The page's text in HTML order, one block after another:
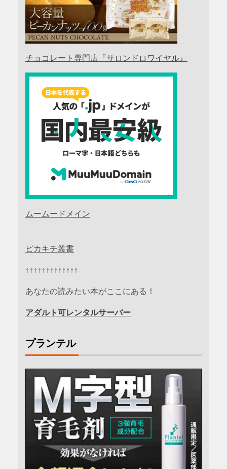
チョコレート専門店『サロンドロワイヤル』
ムームードメイン
ピカキチ叢書
↑↑↑↑↑↑↑↑↑↑↑↑↑
あなたの読みたい本がここにある！
アダルト可レンタルサーバー
プランテル